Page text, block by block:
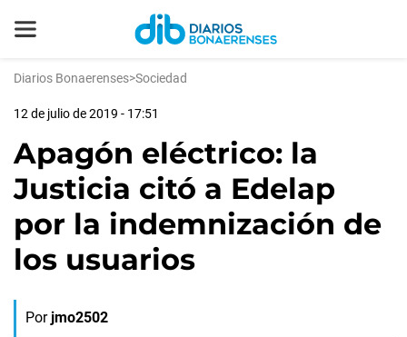
Diarios Bonaerenses>Sociedad
12 de julio de 2019 - 17:51
Apagón eléctrico: la
Justicia citó a Edelap
por la indemnización de
los usuarios
Por jmo2502